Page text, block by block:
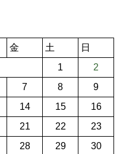
金 土
日
1
2
7 8
9
14 15
16
21 22
23
28 29
30